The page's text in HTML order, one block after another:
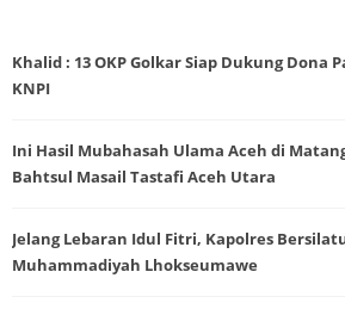
Khalid : 13 OKP Golkar Siap Dukung Dona
KNPI
Ini Hasil Mubahasah Ulama Aceh di
Bahtsul Masail Tastafi Aceh Utara
Jelang Lebaran Idul Fitri, Kapolres
Muhammadiyah Lhokseumawe